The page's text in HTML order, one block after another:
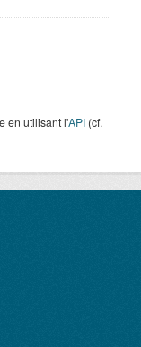
en utilisant l'API (cf.